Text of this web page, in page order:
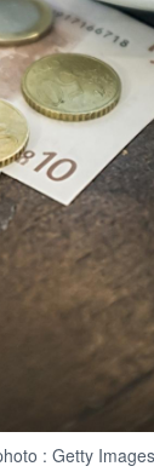
: Getty